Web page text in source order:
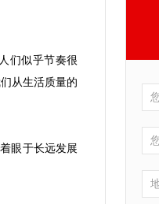
们似乎节奏很
从生活质量的
眼于长远发展